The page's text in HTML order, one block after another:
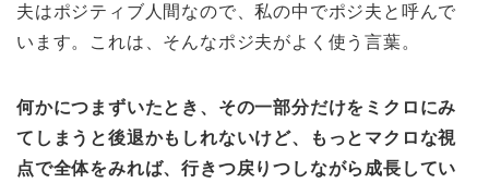
夫はポジティブ人間なので、私の中でポジ夫と呼んで
います。これは、そんなポジ夫がよく使う言葉。
何かにつまずいたとき、その一部分だけをミクロにみ
てしまうと後退かもしれないけど、もっとマクロな視
点で全体をみれば、行きつ戻りつしながら成長してい